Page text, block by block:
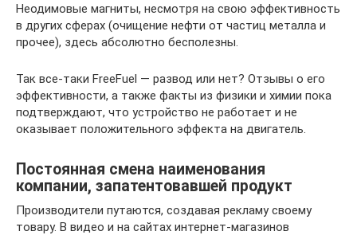
Неодимовые магниты, несмотря на свою эффективность
в других сферах (очищение нефти от частиц металла и
прочее), здесь абсолютно бесполезны.
Так все-таки FreeFuel — развод или нет? Отзывы о его
эффективности, а также факты из физики и химии пока
подтверждают, что устройство не работает и не
оказывает положительного эффекта на двигатель.
Постоянная смена наименования
компании, запатентовавшей продукт
Производители путаются, создавая рекламу своему
товару. В видео и на сайтах интернет-магазинов